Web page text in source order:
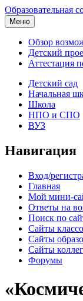
Образовательная
Меню
Обзор
Детский
Аттестация
Детский сад
Начальная
Школа
НПО и СПО
ВУЗ
Навигация
Вход/
Главная
Мой мини-
Ответы на
Поиск по
Сайты
Сайты
Сайты коллег
Форумы